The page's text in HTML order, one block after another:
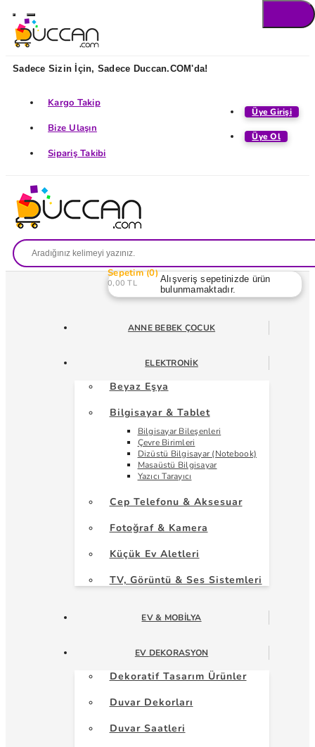
Sadece Sizin İçin, Sadece Duccan.COM'da!
Üye Girişi
Üye Ol
Kargo Takip
Bize Ulaşın
Sipariş Takibi
Sepetim 0
0,00 TL
Alışveriş sepetinizde ürün
bulunmamaktadır.
ANNE BEBEK ÇOCUK
ELEKTRONIK
Beyaz Eşya
Bilgisayar & Tablet
Bilgisayar Bileşenleri
Çevre Birimleri
Dizüstü Bilgisayar (Notebook)
Masaüstü Bilgisayar
Yazıcı Tarayıcı
Cep Telefonu & Aksesuar
Fotoğraf & Kamera
Küçük Ev Aletleri
TV, Görüntü & Ses Sistemleri
EV & MOBILYA
EV DEKORASYON
Dekoratif Tasarım Ürünler
Duvar Dekorları
Duvar Saatleri